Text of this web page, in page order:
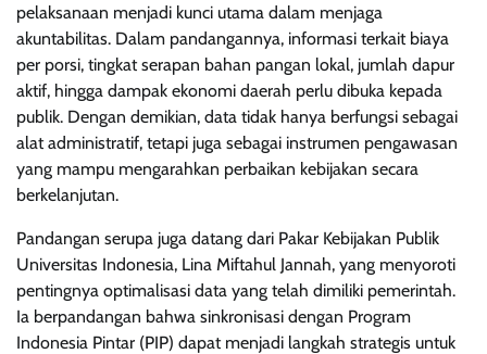
pelaksanaan menjadi kunci utama dalam menjaga
akuntabilitas. Dalam pandangannya, informasi terkait biaya
per porsi, tingkat serapan bahan pangan lokal, jumlah dapur
aktif, hingga dampak ekonomi daerah perlu dibuka kepada
publik. Dengan demikian, data tidak hanya berfungsi sebagai
alat administratif, tetapi juga sebagai instrumen pengawasan
yang mampu mengarahkan perbaikan kebijakan secara
berkelanjutan.
Pandangan serupa juga datang dari Pakar Kebijakan Publik
Universitas Indonesia, Lina Miftahul Jannah, yang menyoroti
pentingnya optimalisasi data yang telah dimiliki pemerintah.
Ia berpandangan bahwa sinkronisasi dengan Program
Indonesia Pintar (PIP) dapat menjadi langkah strategis untuk